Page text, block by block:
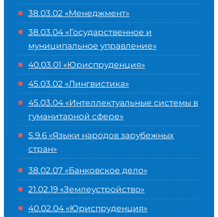
38.03.02 «Менеджмент»
38.03.04 «Государственное и
муниципальное управление»
40.03.01 «Юриспруденция»
45.03.02 «Лингвистика»
45.03.04 «Интеллектуальные системы в
гуманитарной сфере»
5.9.6 «Языки народов зарубежных
стран»
38.02.07 «Банковское дело»
21.02.19 «Землеустройство»
40.02.04 «Юриспруденция»